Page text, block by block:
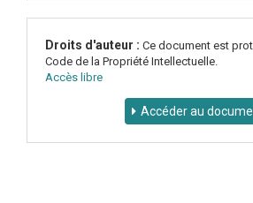
Droits d'auteur : Ce document est
Code de la Propriété Intellectuelle.
Accès libre
Accéder au